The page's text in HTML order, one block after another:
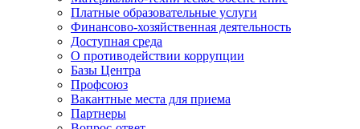
Платные образовательные услуги
Финансово-хозяйственная деятельность
Доступная среда
О противодействии коррупции
Базы Центра
Профсоюз
Вакантные места для приема
Партнеры